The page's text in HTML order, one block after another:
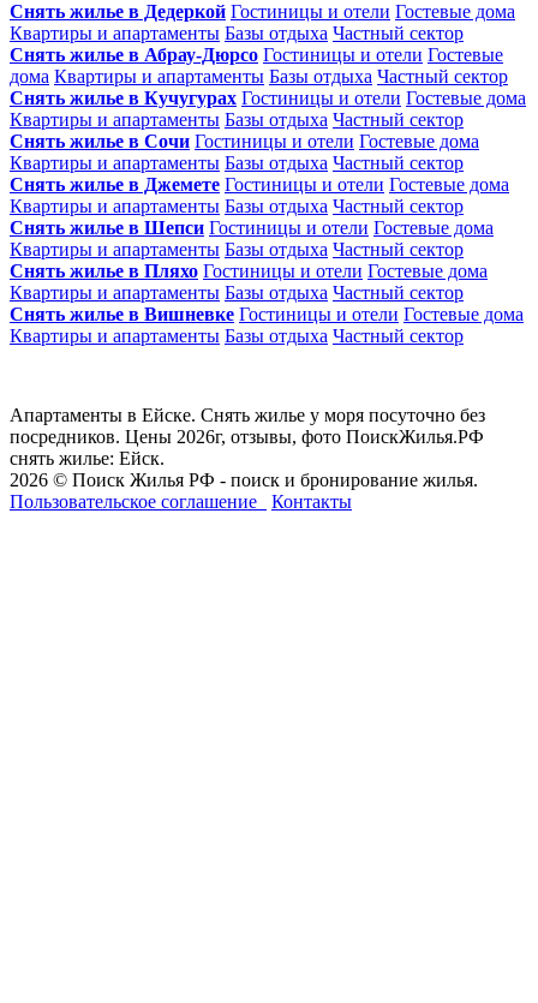
Снять жилье в Дедеркой Гостиницы и отели Гостевые дома
Квартиры и апартаменты Базы отдыха Частный сектор
Снять жилье в Абрау-Дюрсо Гостиницы и отели Гостевые
дома Квартиры и апартаменты Базы отдыха Частный сектор
Снять жилье в Кучугурах Гостиницы и отели Гостевые дома
Квартиры и апартаменты Базы отдыха Частный сектор
Снять жилье в Сочи Гостиницы и отели Гостевые дома
Квартиры и апартаменты Базы отдыха Частный сектор
Снять жилье в Джемете Гостиницы и отели Гостевые дома
Квартиры и апартаменты Базы отдыха Частный сектор
Снять жилье в Шепси Гостиницы и отели Гостевые дома
Квартиры и апартаменты Базы отдыха Частный сектор
Снять жилье в Пляхо Гостиницы и отели Гостевые дома
Квартиры и апартаменты Базы отдыха Частный сектор
Снять жилье в Вишневке Гостиницы и отели Гостевые дома
Квартиры и апартаменты Базы отдыха Частный сектор
Апартаменты в Ейске. Снять жилье у моря посуточно без
посредников. Цены 2026г, отзывы, фото ПоискЖилья.РФ
снять жилье: Ейск.
2026 © Поиск Жилья РФ - поиск и бронирование жилья.
Пользовательское соглашение
Контакты